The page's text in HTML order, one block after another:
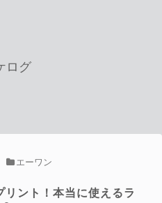
ログ
エーワン
ント！本当に使えるラ